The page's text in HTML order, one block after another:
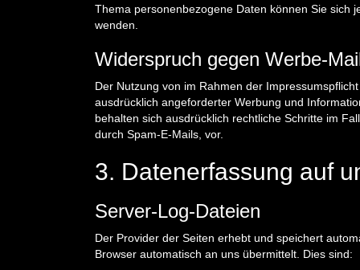
Thema personenbezogene Daten können Sie sich
wenden.
Widerspruch gegen Werbe-
Der Nutzung von im Rahmen der
ausdrücklich angeforderter Werbung und
behalten sich ausdrücklich rechtliche Schritte im
durch Spam-E-Mails, vor.
3. Datenerfassung auf
Server-Log-Dateien
Der Provider der Seiten erhebt und speichert
Browser automatisch an uns übermittelt. Dies sind: